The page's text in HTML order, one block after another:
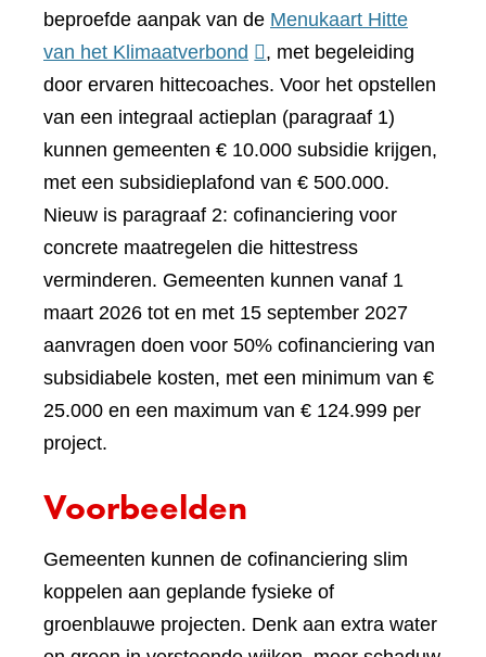
beproefde aanpak van de Menukaart Hitte
van het Klimaatverbond (verwijst
naar
een
andere
website)
, met begeleiding
door ervaren hittecoaches. Voor het opstellen
van een integraal actieplan (paragraaf 1)
kunnen gemeenten € 10.000 subsidie krijgen,
met een subsidieplafond van € 500.000.
Nieuw is paragraaf 2: cofinanciering voor
concrete maatregelen die hittestress
verminderen. Gemeenten kunnen vanaf 1
maart 2026 tot en met 15 september 2027
aanvragen doen voor 50% cofinanciering van
subsidiabele kosten, met een minimum van €
25.000 en een maximum van € 124.999 per
project.
Voorbeelden
Gemeenten kunnen de cofinanciering slim
koppelen aan geplande fysieke of
groenblauwe projecten. Denk aan extra water